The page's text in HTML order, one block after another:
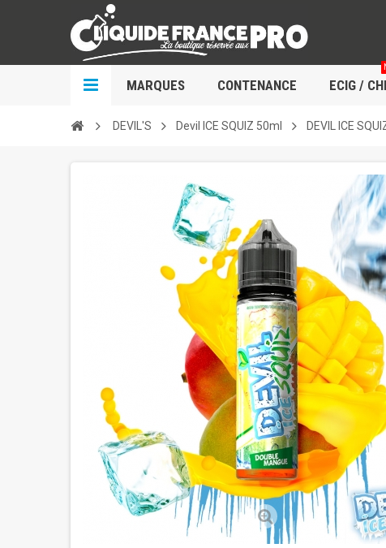
MARQUES CONTENANCE ECIG /
DEVIL'S Devil ICE SQUIZ 50ml DEVIL ICE